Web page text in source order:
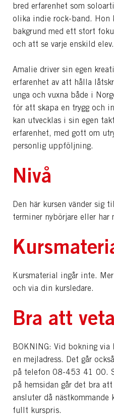
bred erfarenhet som
olika indie rock-band. Hon
bakgrund med ett stort
och att se varje enskild elev.
Amalie driver sin egen
erfarenhet av att hålla
unga och vuxna både i
för att skapa en trygg och
kan utvecklas i sin egen
erfarenhet, med gott om
personlig uppföljning.
Nivå
Den här kursen vänder sig
terminer nybörjare eller har
Kursmaterial ingår inte.
och via din kursledare.
Bra att veta
BOKNING: Vid bokning via
en mejladress. Det går
på telefon 08-453 41 00.
på hemsidan går det bra
ansluter då
fullt kurspris.